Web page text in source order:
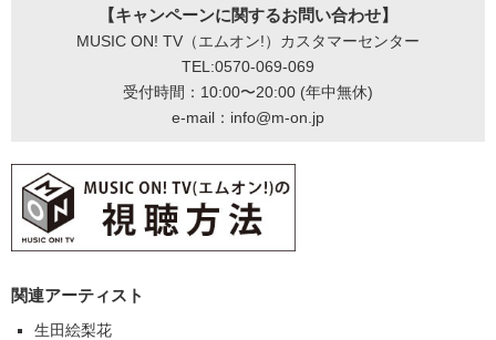
【キャンペーンに関するお問い合わせ】
MUSIC ON! TV（エムオン!）カスタマーセンター
TEL:0570-069-069
受付時間：10:00〜20:00 (年中無休)
e-mail：info@m-on.jp
関連アーティスト
生田絵梨花